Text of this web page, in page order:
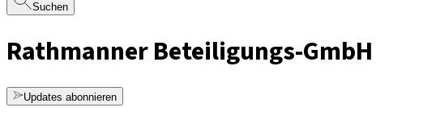
Suchen
Rathmanner Beteiligungs-GmbH
Updates abonnieren